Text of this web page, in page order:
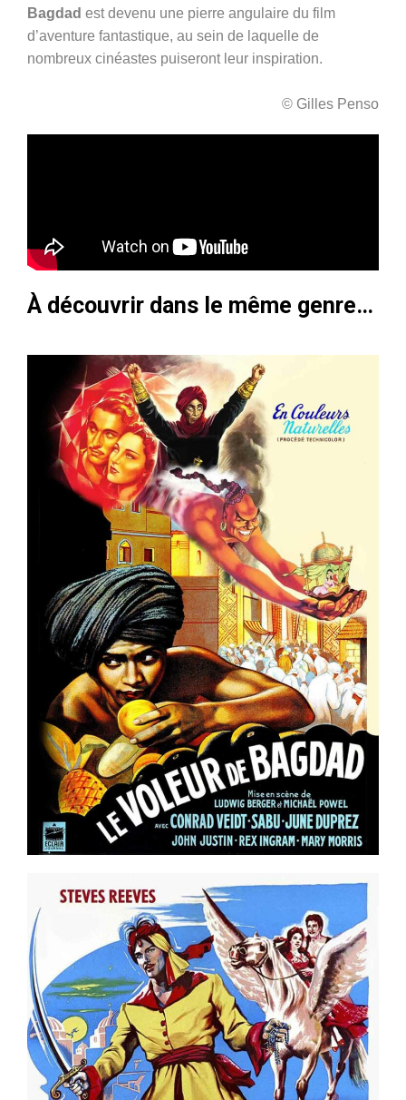
Bagdad est devenu une pierre angulaire du film
d’aventure fantastique, au sein de laquelle de
nombreux cinéastes puiseront leur inspiration.
© Gilles Penso
À découvrir dans le même genre…